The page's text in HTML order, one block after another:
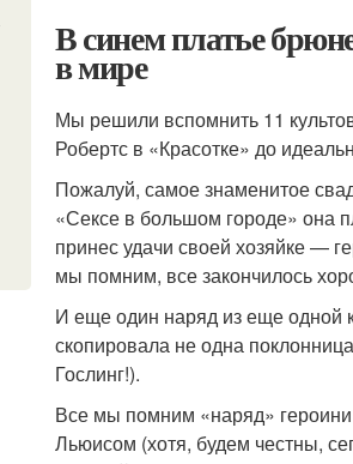
В синем платье
в мире
Мы решили вспомнить 11
Робертс в «Красотке» до
Пожалуй, самое знаменитое
«Сексе в большом городе» она
принес удачи своей хозяйке —
мы помним, все закончилось
И еще один наряд из еще одной
скопировала не одна
Гослинг!).
Все мы помним «наряд»
Льюисом (хотя, будем честны,